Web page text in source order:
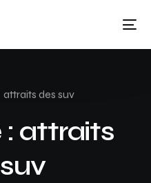
attraits des suv
attraits